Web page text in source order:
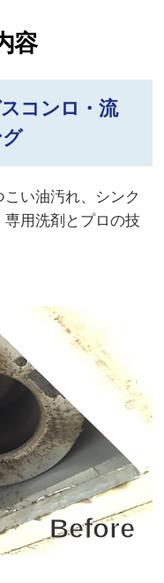
容
コンロ・流
い油汚れ、シンク
用洗剤とプロの技